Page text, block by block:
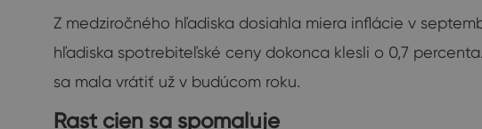
Z medziročného hľadiska dosiahla miera inflácie v
hľadiska spotrebiteľské ceny dokonca klesli o 0,7
sa mala vrátiť už v budúcom roku.
Rast cien sa spomaľuje